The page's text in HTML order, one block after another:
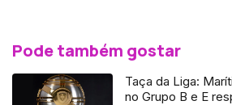
Pode também gostar
Taça da Liga:
no Grupo B e E